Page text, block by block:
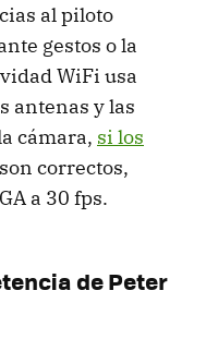
al piloto
gestos o la
WiFi usa
antenas y las
cámara, si los
son correctos,
a 30 fps.
de Peter